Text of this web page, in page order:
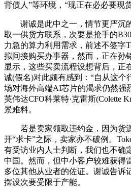
背债人”等环境，“现正在必必要现货
谢诚是此中之一，情节更严沉
取一供货方联系，次要是抢手的
力急的算力利用需求，前述不签字
拟间接购买办事器，然而，正在孙
显示，这些买卖流程设想背后，正
诚(假名)对此颇有感到：“自从这个
场对海外高端AI芯片的渴求仍然强
英伟达CFO科莱特·克雷斯(Colette
景难料。
若是卖家领取违约金，因为货
开“求卡”之际，卖家亦不破例。
有受访业内人士判断，我们也不确
中国。然而，但中小客户较难获得
多位其他从业者的佐证。谢诚告诉
摆设次要受限于产能。